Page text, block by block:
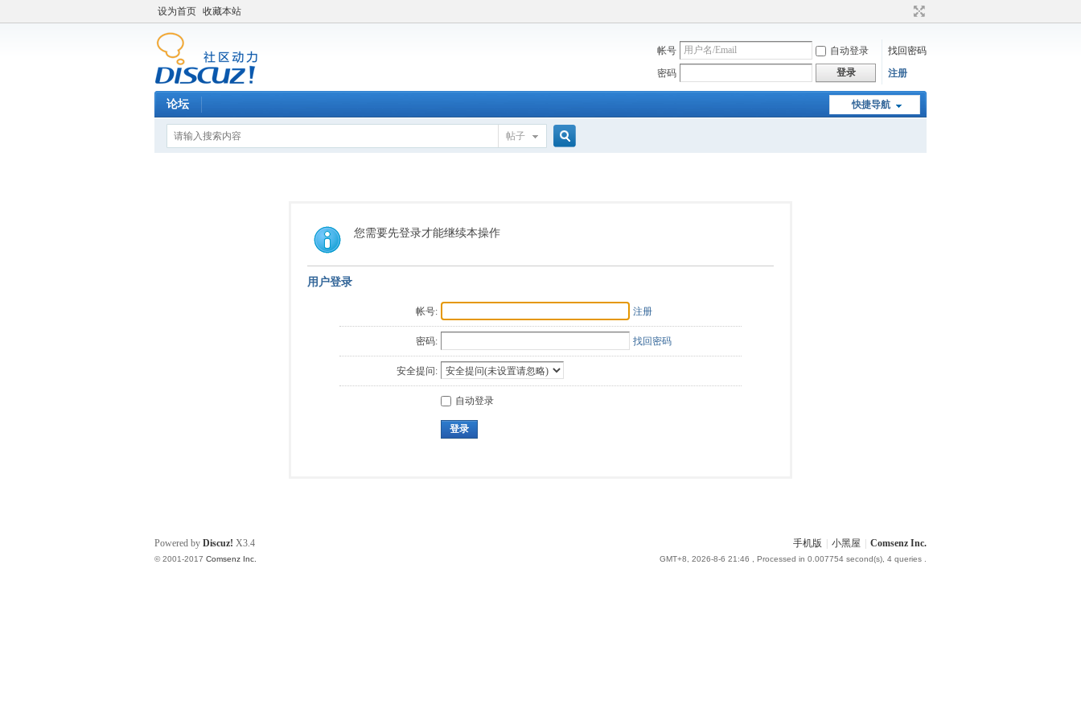
设为首页 收藏本站
帐号 自动登录
找回密码
密码
登录 注册
快捷导航
论坛
帖子
您需要先登录才能继续本操作
用户登录
帐号: 注册
密码: 找回密码
安全提问:
自动登录
登录
手机版 小黑屋 Comsenz Inc.
GMT+8, 2026-8-6 21:46 , Processed in 0.007754 second(s), 4 queries .
Powered by Discuz! X3.4
© 2001-2017 Comsenz Inc.